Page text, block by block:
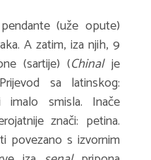
(uže opute)
A zatim, iza njih, 9
(sartije) (Chinalje
sa latinskog:
smisla. Inače
znači: petina.
povezano s izvornim